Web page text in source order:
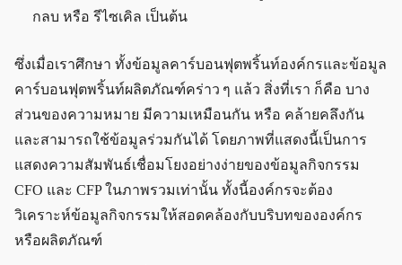
กลบ หรือ รีไซเคิล เป็นต้น
ซึ่งเมื่อเราศึกษา ทั้งข้อมูลคาร์บอนฟุตพริ้นท์องค์กรและข้อมูล
คาร์บอนฟุตพริ้นท์ผลิตภัณฑ์คร่าว ๆ แล้ว สิ่งที่เรา ก็คือ บาง
ส่วนของความหมาย มีความเหมือนกัน หรือ คล้ายคลึงกัน
และสามารถใช้ข้อมูลร่วมกันได้ โดยภาพที่แสดงนี้เป็นการ
แสดงความสัมพันธ์เชื่อมโยงอย่างง่ายของข้อมูลกิจกรรม
CFO และ CFP ในภาพรวมเท่านั้น ทั้งนี้องค์กรจะต้อง
วิเคราะห์ข้อมูลกิจกรรมให้สอดคล้องกับบริบทขององค์กร
หรือผลิตภัณฑ์